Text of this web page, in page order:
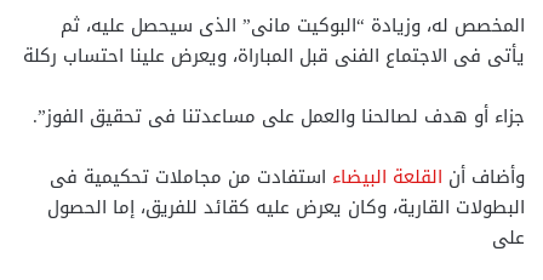
المخصص له، وزيادة “البوكيت مانى” الذى سيحصل عليه، ثم
يأتى فى الاجتماع الفنى قبل المباراة، ويعرض علينا احتساب ركلة
جزاء أو هدف لصالحنا والعمل على مساعدتنا فى تحقيق الفوز”.
وأضاف أن القلعة البيضاء استفادت من مجاملات تحكيمية فى
البطولات القارية، وكان يعرض عليه كقائد للفريق، إما الحصول
على